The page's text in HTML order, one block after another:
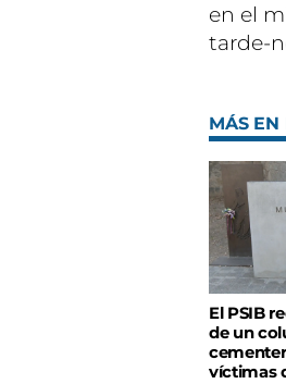
en el
tarde-
MÁS EN
El PSIB
de un
víctimas